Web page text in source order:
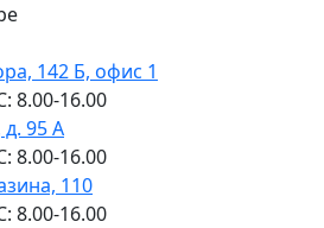
142 Б, офис 1
8.00-16.00
д. 95 А
8.00-16.00
110
8.00-16.00